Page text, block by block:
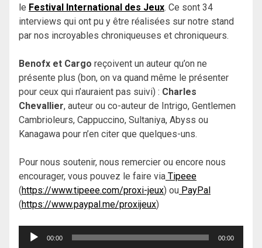
le Festival International des Jeux. Ce sont 34
interviews qui ont pu y être réalisées sur notre stand
par nos incroyables chroniqueuses et chroniqueurs.
Benofx et Cargo reçoivent un auteur qu’on ne
présente plus (bon, on va quand même le présenter
pour ceux qui n’auraient pas suivi) : Charles
Chevallier, auteur ou co-auteur de Intrigo, Gentlemen
Cambrioleurs, Cappuccino, Sultaniya, Abyss ou
Kanagawa pour n’en citer que quelques-uns.
Pour nous soutenir, nous remercier ou encore nous
encourager, vous pouvez le faire via Tipeee
(https://www.tipeee.com/proxi-jeux) ou PayPal
(https://www.paypal.me/proxijeux)
Lecteur
00:00 00:00